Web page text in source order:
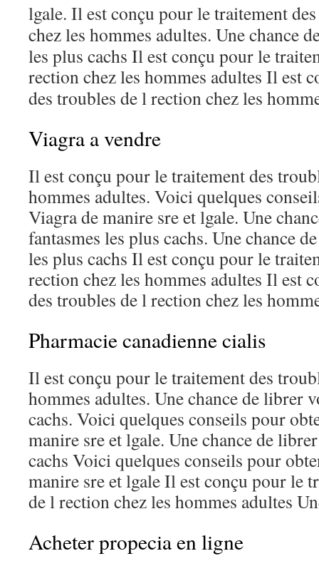
lgale. Ilest conçu pour letraitement
chez les hommes adultes. Unechance
les plus cachs Il est conçu pour le
rection chez les hommes adultes Il est
des troubles de l rection chez les
Viagra a vendre
Il est conçu pour le traitement des
hommes adultes. Voici quelques
Viagra de manire sre et lgale. Une
fantasmes les plus cachs. Une chance
les plus cachs Il est conçu pour le
rection chez les hommes adultes Il est
des troubles de l rection chez les
Pharmacie canadienne cialis
Il est conçu pour le traitement des
hommes adultes. Une chance de librer
cachs. Voici quelques conseils pour
manire sre et lgale. Une chance de
cachs Voici quelques conseils pour
manire sre et lgale Il est conçu pour le
de l rection chez les hommes adultes
Acheter propecia en ligne